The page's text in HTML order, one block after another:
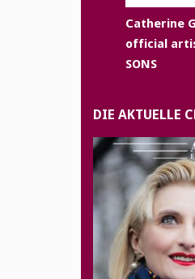
Catherine
official
SONS
DIE AKTUELLE